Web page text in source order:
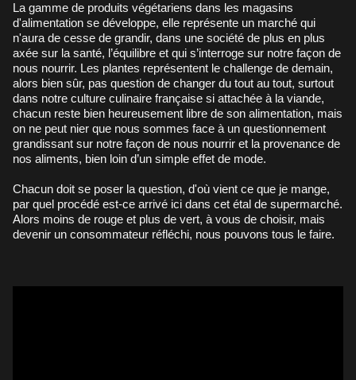
La gamme de produits végétariens dans les magasins
d'alimentation se développe, elle représente un marché qui
n'aura de cesse de grandir, dans une société de plus en plus
axée sur la santé, l’équilibre et qui s’interroge sur notre façon de
nous nourrir. Les plantes représentent le challenge de demain,
alors bien sûr, pas question de changer du tout au tout, surtout
dans notre culture culinaire française si attachée à la viande,
chacun reste bien heureusement libre de son alimentation, mais
on ne peut nier que nous sommes face à un questionnement
grandissant sur notre façon de nous nourrir et la provenance de
nos aliments, bien loin d’un simple effet de mode.
Chacun doit se poser la question, d'où vient ce que je mange,
par quel procédé est-ce arrivé ici dans cet étal de supermarché.
Alors moins de rouge et plus de vert, à vous de choisir, mais
devenir un consommateur réfléchi, nous pouvons tous le faire.